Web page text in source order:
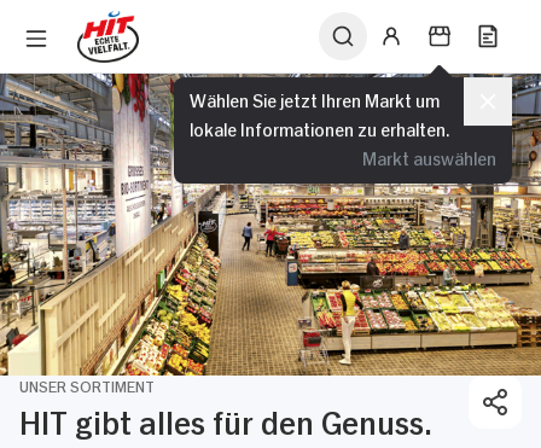
Wählen Sie jetzt Ihren Markt um
lokale Informationen zu erhalten.
Markt auswählen
UNSER SORTIMENT
HIT gibt alles für den Genuss.